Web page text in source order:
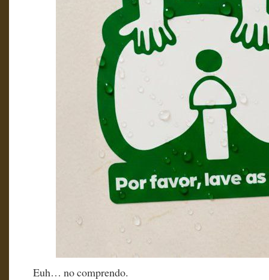
Euh… no comprendo.